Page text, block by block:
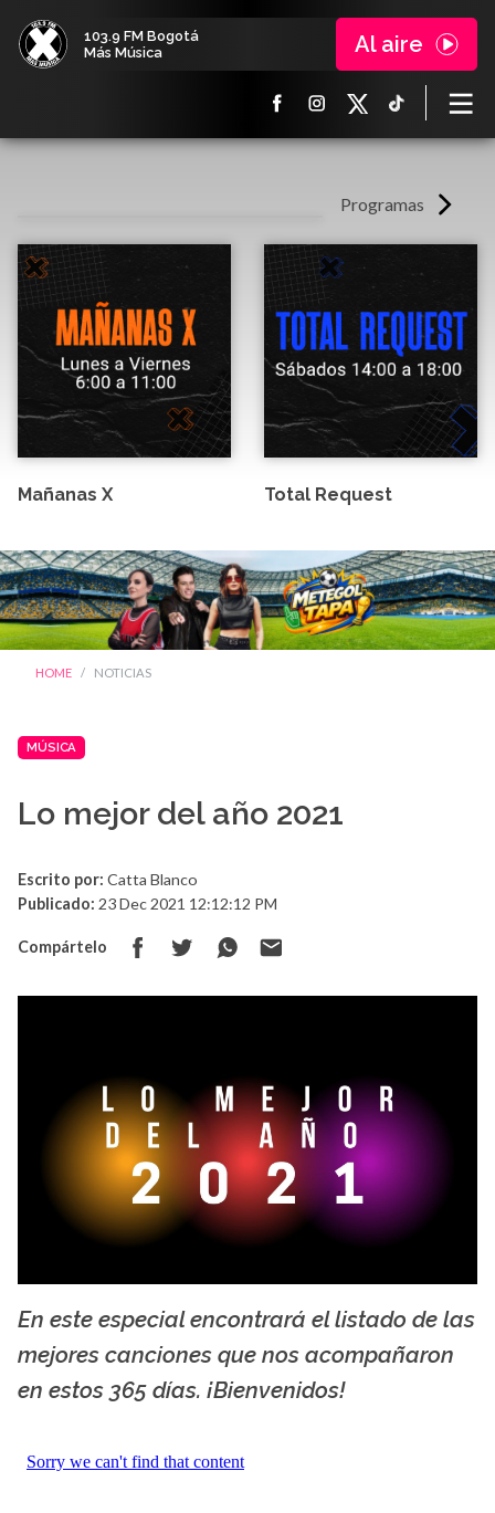
103.9 FM Bogotá
Más Música
Al aire
Programas
Mañanas X Total Request
HOME NOTICIAS
MÚSICA
Lo mejor del año 2021
Escrito por: Catta Blanco
Publicado: 23 Dec 2021 12:12:12 PM
Compártelo
La X mas música
En este especial encontrará el listado de las
mejores canciones que nos acompañaron
en estos 365 días. ¡Bienvenidos!